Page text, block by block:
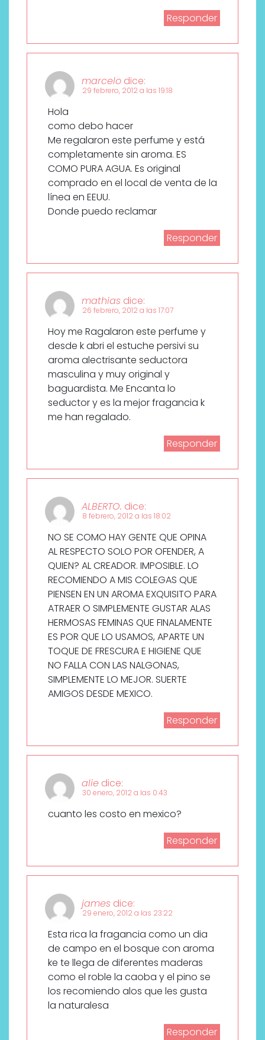
Responder
marcelo dice:
29 febrero, 2012 a las 19:18
Hola
como debo hacer
Me regalaron este perfume y está
completamente sin aroma. ES
COMO PURA AGUA. Es original
comprado en el local de venta de la
línea en EEUU.
Donde puedo reclamar
Responder
mathias dice:
26 febrero, 2012 a las 17:07
Hoy me Ragalaron este perfume y
desde k abri el estuche persivi su
aroma alectrisante seductora
masculina y muy original y
baguardista. Me Encanta lo
seductor y es la mejor fragancia k
me han regalado.
Responder
ALBERTO. dice:
8 febrero, 2012 a las 18:02
NO SE COMO HAY GENTE QUE OPINA
AL RESPECTO SOLO POR OFENDER, A
QUIEN? AL CREADOR. IMPOSIBLE. LO
RECOMIENDO A MIS COLEGAS QUE
PIENSEN EN UN AROMA EXQUISITO PARA
ATRAER O SIMPLEMENTE GUSTAR ALAS
HERMOSAS FEMINAS QUE FINALAMENTE
ES POR QUE LO USAMOS, APARTE UN
TOQUE DE FRESCURA E HIGIENE QUE
NO FALLA CON LAS NALGONAS,
SIMPLEMENTE LO MEJOR. SUERTE
AMIGOS DESDE MEXICO.
Responder
alie dice:
30 enero, 2012 a las 0:43
cuanto les costo en mexico?
Responder
james dice:
29 enero, 2012 a las 23:22
Esta rica la fragancia como un dia
de campo en el bosque con aroma
ke te llega de diferentes maderas
como el roble la caoba y el pino se
los recomiendo alos que les gusta
la naturalesa
Responder